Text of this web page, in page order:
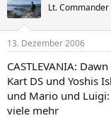
Lt. Commander
13. Dezember 2006
CASTLEVANIA:
Kart DS und Yoshis
und Mario und
viele mehr